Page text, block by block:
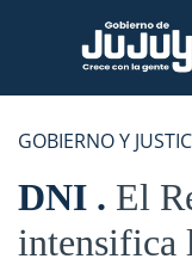
GOBIERNO Y
DNI
El
intensifica